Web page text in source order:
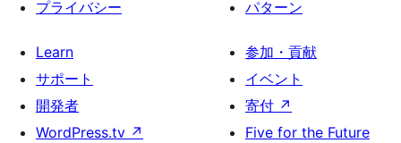
プライバシー
パターン
Learn
サポート
開発者
WordPress.tv ↗
参加・貢献
イベント
寄付 ↗
Five for the Future